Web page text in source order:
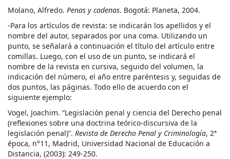
Molano, Alfredo. Penas y cadenas. Bogotá: Planeta, 2004.
-Para los artículos de revista: se indicarán los apellidos y el
nombre del autor, separados por una coma. Utilizando un
punto, se señalará a continuación el título del artículo entre
comillas. Luego, con el uso de un punto, se indicará el
nombre de la revista en cursiva, seguido del volumen, la
indicación del número, el año entre paréntesis y, seguidas de
dos puntos, las páginas. Todo ello de acuerdo con el
siguiente ejemplo:
Vogel, Joachim. “Legislación penal y ciencia del Derecho penal
(reflexiones sobre una doctrina teórico-discursiva de la
legislación penal)”. Revista de Derecho Penal y Criminología, 2ª
época, n°11, Madrid, Universidad Nacional de Educación a
Distancia, (2003): 249-250.